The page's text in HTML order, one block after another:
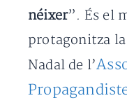
néixer”. És el
protagonitza la
Nadal de l’